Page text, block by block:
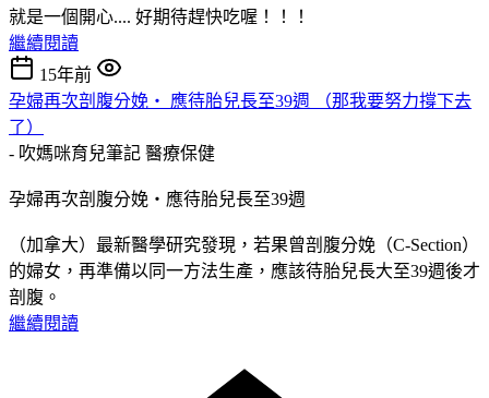
就是一個開心.... 好期待趕快吃喔！！！
繼續閱讀
15年前
孕婦再次剖腹分娩‧ 應待胎兒長至39週 （那我要努力撐下去
了）
- 吹媽咪育兒筆記 醫療保健
孕婦再次剖腹分娩‧應待胎兒長至39週
（加拿大）最新醫學研究發現，若果曾剖腹分娩（C-Section）
的婦女，再準備以同一方法生產，應該待胎兒長大至39週後才
剖腹。
繼續閱讀